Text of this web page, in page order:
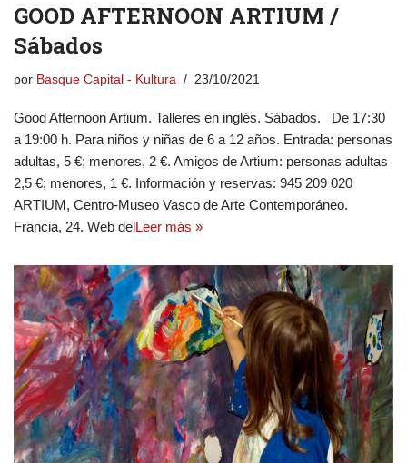
GOOD AFTERNOON ARTIUM /
Sábados
por Basque Capital - Kultura 23/10/2021
Good Afternoon Artium. Talleres en inglés. Sábados. De 17:30
a 19:00 h. Para niños y niñas de 6 a 12 años. Entrada: personas
adultas, 5 €; menores, 2 €. Amigos de Artium: personas adultas
2,5 €; menores, 1 €. Información y reservas: 945 209 020
ARTIUM, Centro-Museo Vasco de Arte Contemporáneo.
Francia, 24. Web delLeer más »